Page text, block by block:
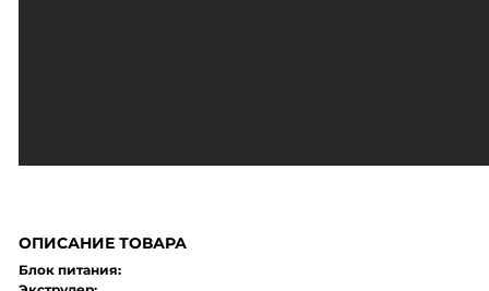
ОПИСАНИЕ ТОВАРА
Блок питания: